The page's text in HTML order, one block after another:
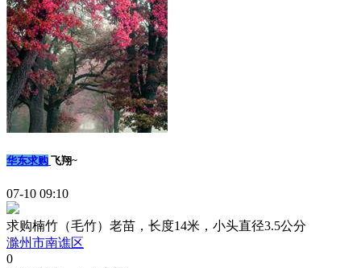
华东求购 飞翔~
07-10 09:10
求购楠竹（毛竹）老苗，长度14米，小头直径3.5公分
滁州市南谯区
0